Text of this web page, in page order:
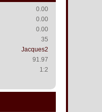
0.00
0.00
0.00
35
Jacques2
91.97
1:2